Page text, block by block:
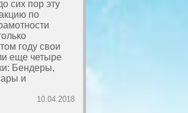
сих пор эту
по
году свои
еще четыре
Бендеры,
и
10.04.2018